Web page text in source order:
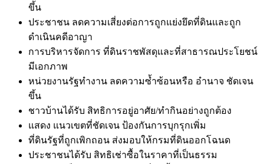
ขึ้น
ประชาชน ลดความเสี่ยงต่อการถูกแย่งยึดที่ดินและถูก
ดำเนินคดีอาญา
การบริหารจัดการ ที่ดินราชพัสดุและที่สาธารณประโยชน์
มีเอกภาพ
หน่วยงานรัฐทำงาน ลดความซ้ำซ้อนหรือ อำนาจ ชัดเจน
ขึ้น
ชาวบ้านได้รับ สิทธิการอยู่อาศัย/ทำกินอย่างถูกต้อง
แสดง แนวเขตที่ชัดเจน ป้องกันการบุกรุกเพิ่ม
ที่ดินรัฐที่ถูกเพิกถอน ส่งมอบให้กรมที่ดินออกโฉนด
ประชาชนได้รับ สิทธิเช่าซื้อในราคาที่เป็นธรรม